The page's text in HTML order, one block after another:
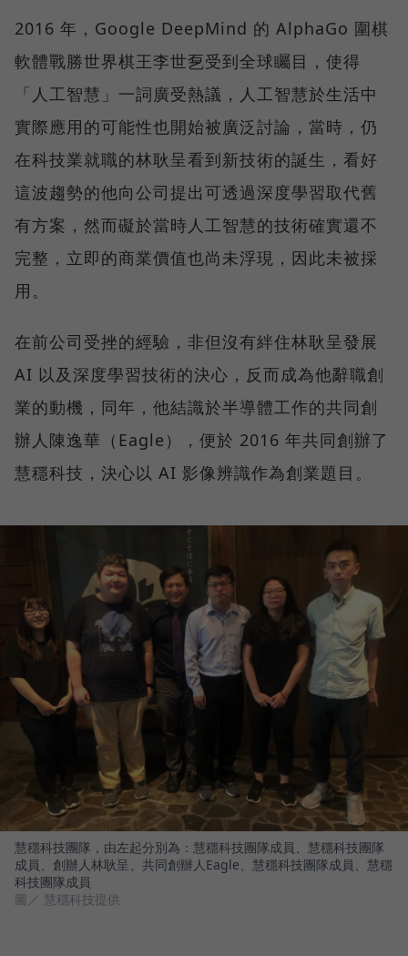
2016 年，Google DeepMind 的 AlphaGo 圍棋
軟體戰勝世界棋王李世乭受到全球矚目，使得
「人工智慧」一詞廣受熱議，人工智慧於生活中
實際應用的可能性也開始被廣泛討論，當時，仍
在科技業就職的林耿呈看到新技術的誕生，看好
這波趨勢的他向公司提出可透過深度學習取代舊
有方案，然而礙於當時人工智慧的技術確實還不
完整，立即的商業價值也尚未浮現，因此未被採
用。
在前公司受挫的經驗，非但沒有絆住林耿呈發展
AI 以及深度學習技術的決心，反而成為他辭職創
業的動機，同年，他結識於半導體工作的共同創
辦人陳逸華（Eagle），便於 2016 年共同創辦了
慧穩科技，決心以 AI 影像辨識作為創業題目。
慧穩科技團隊，由左起分別為：慧穩科技團隊成員、慧穩科技團隊
成員、創辦人林耿呈、共同創辦人Eagle、慧穩科技團隊成員、慧穩
科技團隊成員
圖／ 慧穩科技提供